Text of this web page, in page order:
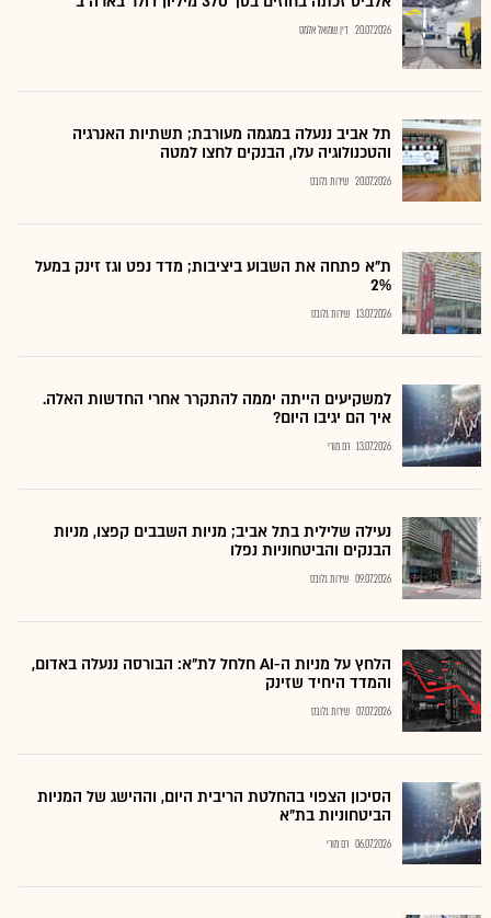
20.07.2026 דין שמואל אלמס
תל אביב ננעלה במגמה מעורבת; תשתיות האנרגיה
והטכנולוגיה עלו, הבנקים לחצו למטה
20.07.2026 שירות גלובס
ת"א פתחה את השבוע ביציבות; מדד נפט וגז זינק במעל
2%
13.07.2026 שירות גלובס
למשקיעים הייתה יממה להתקרר אחרי החדשות האלה.
איך הם יגיבו היום?
13.07.2026 רם מורי
נעילה שלילית בתל אביב; מניות השבבים קפצו, מניות
הבנקים והביטחוניות נפלו
09.07.2026 שירות גלובס
הלחץ על מניות ה-AI חלחל לת"א: הבורסה ננעלה באדום,
והמדד היחיד שזינק
07.07.2026 שירות גלובס
הסיכון הצפוי בהחלטת הריבית היום, וההישג של המניות
הביטחוניות בת"א
06.07.2026 רם מורי